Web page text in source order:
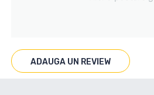
Marcaje
ADAUGA UN REVIEW